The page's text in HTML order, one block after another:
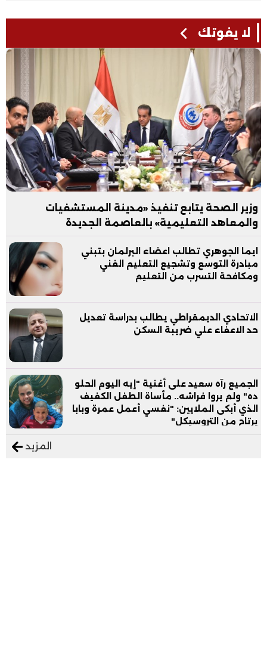
لا يفوتك
وزير الصحة يتابع تنفيذ «مدينة المستشفيات
والمعاهد التعليمية» بالعاصمة الجديدة
ايما الجوهري تطالب اعضاء البرلمان بتبني
مبادرة التوسع وتشجيع التعليم الفني
ومكافحة التسرب من التعليم
الاتحادي الديمقراطي يطالب بدراسة تعديل
حد الاعفاء علي ضريبة السكن
الجميع رآه سعيد على أغنية "إيه اليوم الحلو
ده" ولم يروا فراشه.. مأساة الطفل الكفيف
الذي أبكى الملايين: "نفسي أعمل عمرة وبابا
يرتاح من التروسيكل"
المزيد